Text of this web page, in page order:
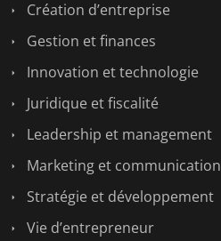
Création d’entreprise
Gestion et finances
Innovation et technologie
Juridique et fiscalité
Leadership et management
Marketing et communication
Stratégie et développement
Vie d’entrepreneur